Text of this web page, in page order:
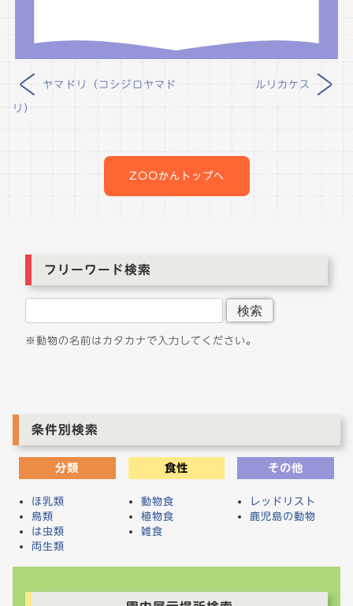
投
稿
ナ
ン
< ヤマドリ（コシジロヤマド
リ）
ルリカケス >
ZOOかんトップへ
フリーワード検索
検索
※動物の名前はカタカナで入力してください。
条件別検索
分類
ほ乳類
鳥類
は虫類
両生類
食性
動物食
植物食
雑食
その他
レッドリスト
鹿児島の動物